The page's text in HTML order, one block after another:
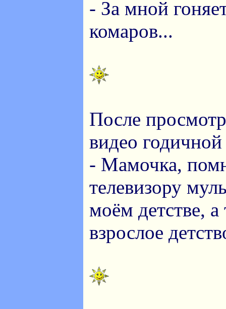
- За мной
комаров...
После
видео
- Мамочка,
телевизору
моём детстве,
взрослое